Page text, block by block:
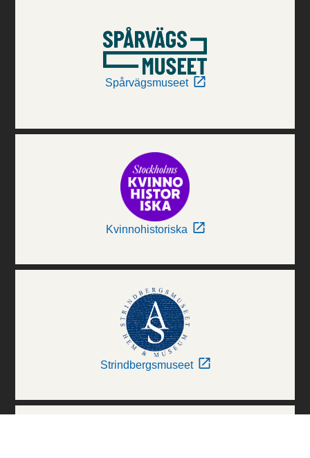
Spårvägsmuseet
Kvinnohistoriska
Strindbergsmuseet